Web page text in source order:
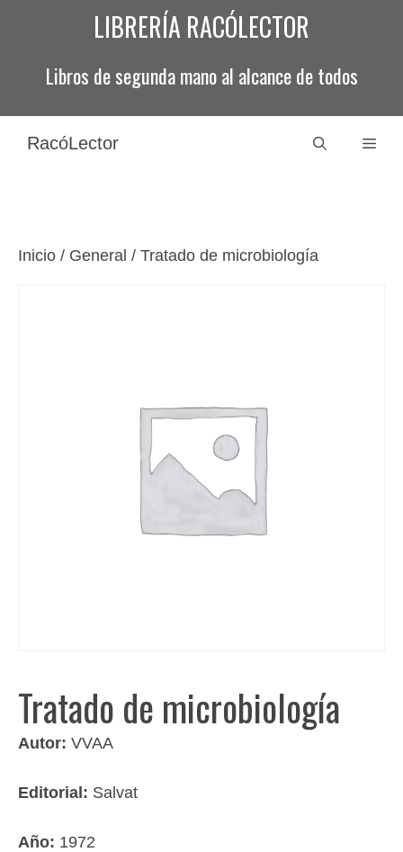
LIBRERÍA RACÓLECTOR
Libros de segunda mano al alcance de todos
RacóLector
Inicio / General / Tratado de microbiología
Tratado de microbiología
Autor: VVAA
Editorial: Salvat
Año: 1972